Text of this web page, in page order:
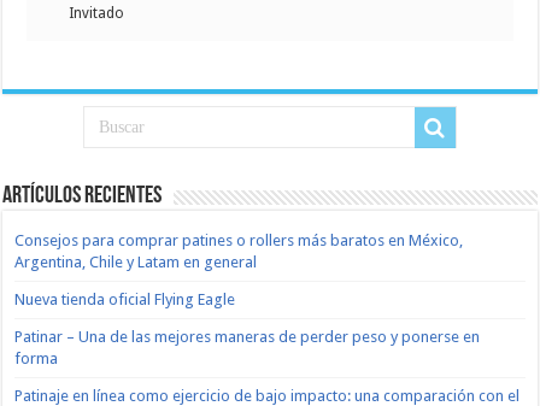
Invitado
Artículos recientes
Consejos para comprar patines o rollers más baratos en México,
Argentina, Chile y Latam en general
Nueva tienda oficial Flying Eagle
Patinar – Una de las mejores maneras de perder peso y ponerse en
forma
Patinaje en línea como ejercicio de bajo impacto: una comparación con el